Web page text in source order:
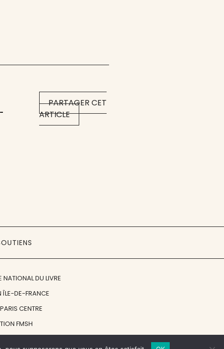
PARTAGER CET
ARTICLE
NATIONAL DU LIVRE
ÎLE-DE-FRANCE
CENTRE
FMSH